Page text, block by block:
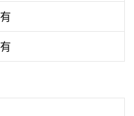
有
有